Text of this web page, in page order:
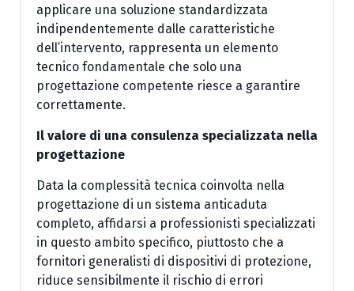
applicare una soluzione standardizzata
indipendentemente dalle caratteristiche
dell’intervento, rappresenta un elemento
tecnico fondamentale che solo una
progettazione competente riesce a garantire
correttamente.
Il valore di una consulenza specializzata nella
progettazione
Data la complessità tecnica coinvolta nella
progettazione di un sistema anticaduta
completo, affidarsi a professionisti specializzati
in questo ambito specifico, piuttosto che a
fornitori generalisti di dispositivi di protezione,
riduce sensibilmente il rischio di errori